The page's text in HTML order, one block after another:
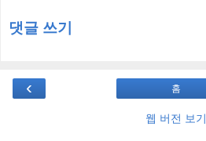
댓글 쓰기
‹ 홈
웹 버전 보기